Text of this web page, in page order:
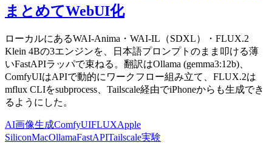
まとめてWebUI化
ローカルにあるWAI-Anima・WAI-IL（SDXL）・FLUX.2
Klein 4Bの3エンジンを、日本語プロンプトのまま叩ける薄
いFastAPIラッパで束ねる。翻訳はOllama (gemma3:12b)、
ComfyUIはAPIで動的にワークフロー組み立て、FLUX.2は
mflux CLIをsubprocess、Tailscale経由でiPhoneからも生成でき
るようにした。
AI画像生成ComfyUIFLUXApple
SiliconMacOllamaFastAPITailscale実験